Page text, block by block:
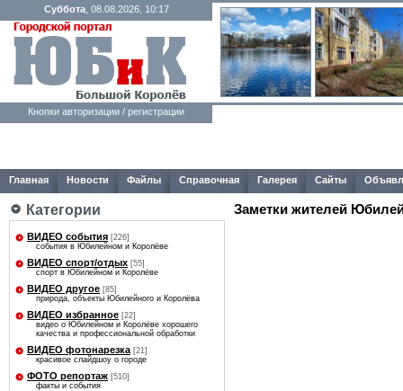
Суббота, 08.08.2026, 10:17
Кнопки авторизации / регистрации
Главная Новости Файлы Справочная Галерея Сайты
Категории
ВИДЕО события [226]
события в Юбилейном и Королёве
ВИДЕО спорт/отдых [55]
спорт в Юбилейном и Королёве
ВИДЕО другое [85]
природа, объекты Юбилейного и Королёва
ВИДЕО избранное [22]
видео о Юбилейном и Королёве хорошего
качества и профессиональной обработки
ВИДЕО фотонарезка [21]
красивое слайдшоу о городе
ФОТО репортаж [510]
факты и события
Заметки жителей